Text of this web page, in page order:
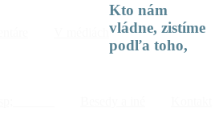
Kto nám
vládne, zistíme
podľa toho,